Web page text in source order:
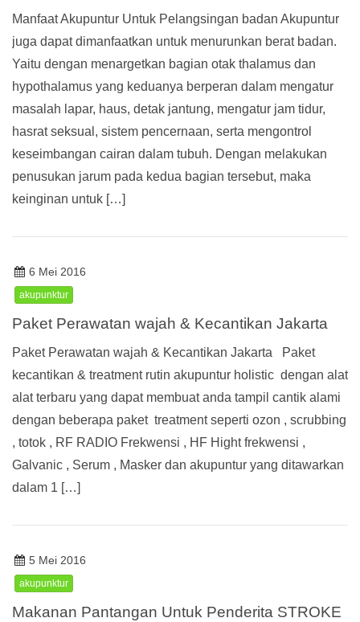
Manfaat Akupuntur Untuk Pelangsingan badan Akupuntur
juga dapat dimanfaatkan untuk menurunkan berat badan.
Yaitu dengan menargetkan bagian otak thalamus dan
hypothalamus yang keduanya berperan dalam mengatur
masalah lapar, haus, detak jantung, mengatur jam tidur,
hasrat seksual, sistem pencernaan, serta mengontrol
keseimbangan cairan dalam tubuh. Dengan melakukan
penusukan jarum pada kedua bagian tersebut, maka
keinginan untuk […]
6 Mei 2016
akupunktur
Paket Perawatan wajah & Kecantikan Jakarta
Paket Perawatan wajah & Kecantikan Jakarta Paket
kecantikan & treatment rutin akupuntur holistic dengan alat
alat terbaru yang dapat membuat anda tampil cantik alami
dengan beberapa paket treatment seperti ozon , scrubbing
, totok , RF RADIO Frekwensi , HF Hight frekwensi ,
Galvanic , Serum , Masker dan akupuntur yang ditawarkan
dalam 1 […]
5 Mei 2016
akupunktur
Makanan Pantangan Untuk Penderita STROKE